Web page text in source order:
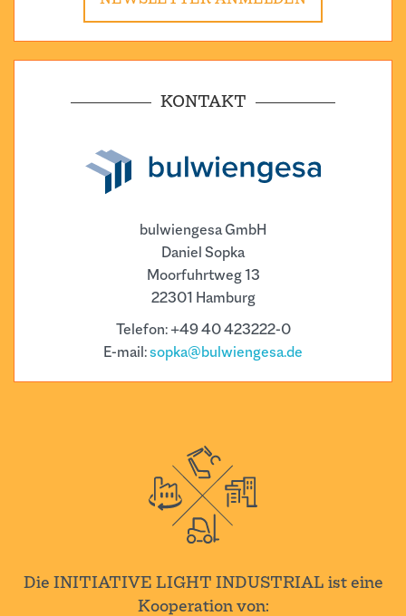
KONTAKT
bulwiengesa GmbH
Daniel Sopka
Moorfuhrtweg 13
22301 Hamburg
Telefon: +49 40 423222-0
E-mail:sopka@bulwiengesa.de
Die INITIATIVE LIGHT INDUSTRIAL ist eine
Kooperation von: